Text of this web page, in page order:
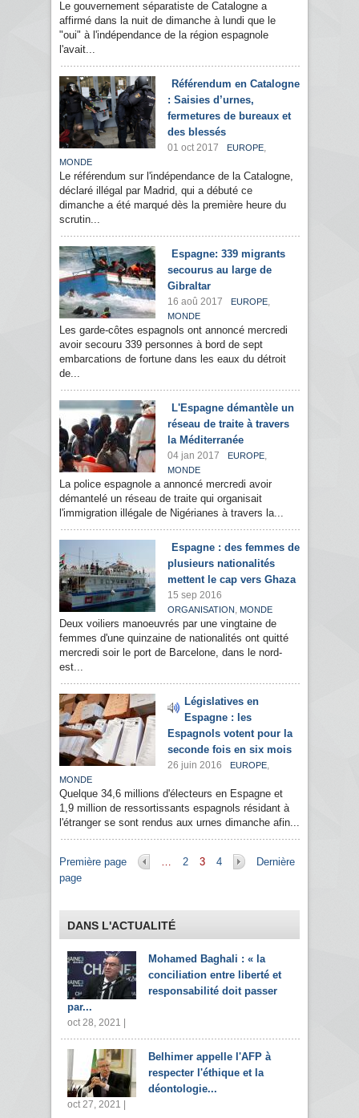
Le gouvernement séparatiste de Catalogne a
affirmé dans la nuit de dimanche à lundi que le
"oui" à l'indépendance de la région espagnole
l'avait...
Référendum en Catalogne
: Saisies d’urnes,
fermetures de bureaux et
des blessés
01 oct 2017 EUROPE,
MONDE
Le référendum sur l'indépendance de la Catalogne,
déclaré illégal par Madrid, qui a débuté ce
dimanche a été marqué dès la première heure du
scrutin...
Espagne: 339 migrants
secourus au large de
Gibraltar
16 aoû 2017 EUROPE,
MONDE
Les garde-côtes espagnols ont annoncé mercredi
avoir secouru 339 personnes à bord de sept
embarcations de fortune dans les eaux du détroit
de...
L'Espagne démantèle un
réseau de traite à travers
la Méditerranée
04 jan 2017 EUROPE,
MONDE
La police espagnole a annoncé mercredi avoir
démantelé un réseau de traite qui organisait
l'immigration illégale de Nigérianes à travers la...
Espagne : des femmes de
plusieurs nationalités
mettent le cap vers Ghaza
15 sep 2016
ORGANISATION , MONDE
Deux voiliers manoeuvrés par une vingtaine de
femmes d'une quinzaine de nationalités ont quitté
mercredi soir le port de Barcelone, dans le nord-
est...
Législatives en
Espagne : les
Espagnols votent pour la
seconde fois en six mois
26 juin 2016 EUROPE,
MONDE
Quelque 34,6 millions d'électeurs en Espagne et
1,9 million de ressortissants espagnols résidant à
l'étranger se sont rendus aux urnes dimanche afin...
Pages
Première page … 2 3 4
Dernière
page
DANS L'ACTUALITÉ
Mohamed Baghali : « la
conciliation entre liberté et
responsabilité doit passer
par...
oct 28, 2021 |
Belhimer appelle l'AFP à
respecter l'éthique et la
déontologie...
oct 27, 2021 |